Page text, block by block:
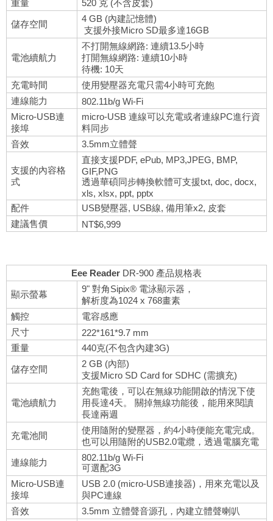
重量
520 克 (不含皮套)
儲存空間
4 GB (內建記憶體)
支援外接Micro SD最多達16GB
電池續航力
不打開無線網路: 連續13.5小時
打開無線網路: 連續10小時
待機: 10天
充電時間
使用變壓器充電只需4小時可充飽
連線能力
802.11b/g Wi-Fi
Micro-USB連
接埠
micro-USB 連線可以充電或者連線PC進行資
料同步
音效
3.5mm立體聲
支援的內容格
式
直接支援PDF, ePub, MP3,JPEG, BMP,
GIF,PNG
透過華碩同步轉換軟體可支援txt, doc, docx,
xls, xlsx, ppt, pptx
配件
USB變壓器, USB線, 備用筆x2, 皮套
建議售價
NT$6,999
Eee Reader DR-900 產品規格表
顯示螢幕
9" 對角Sipix® 電泳顯示器，
解析度為1024 x 768畫素
觸控
電容感應
尺寸
222*161*9.7 mm
重量
440克(不包含內建3G)
儲存空間
2 GB (內部)
支援Micro SD Card for SDHC (需擴充)
電池續航力
充飽電後，可以在無線功能開啟的情況下使
用長達4天。 關掉無線功能後，能用來閱讀
長達兩週
充電池間
使用隨附的變壓器，約4小時便能充電完成。
也可以用隨附的USB2.0電纜，透過電腦充電
連線能力
802.11b/g Wi-Fi
可選配3G
Micro-USB連
接埠
USB 2.0 (micro-USB連接器)，用來充電以及
與PC連線
音效
3.5mm 立體聲音源孔，內建立體聲喇叭